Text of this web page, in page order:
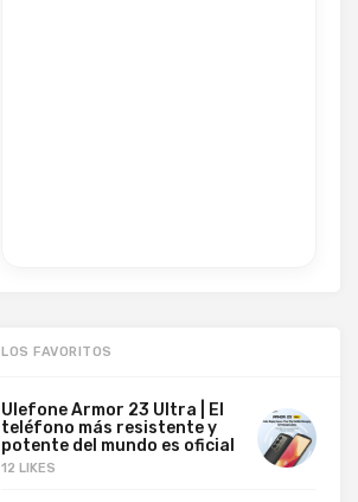
LOS FAVORITOS
Ulefone Armor 23 Ultra | El
teléfono más resistente y
potente del mundo es oficial
12 LIKES